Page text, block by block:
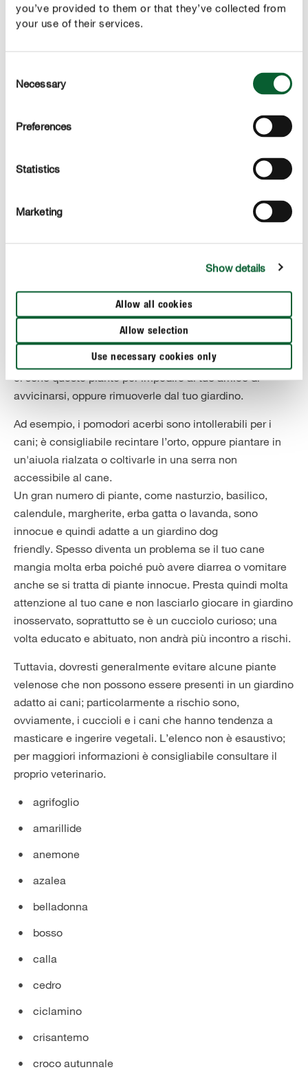
you’ve provided to them or that they’ve collected from
your use of their services.
Selection
Necessary
Preferences
Statistics
Marketing
Show details
Allow all cookies
Allow selection
Use necessary cookies only
affamati hanno il muso molto vicino al suolo e possono
quindi raccogliere casualmente il fertilizzante mentre
Ci sono piante velenose per i cani?
Purtroppo esistono anche piante indigeribili o addirittura
mortali per i cani. Dovresti quindi recintare le aree in cui
ci sono queste piante per impedire al tuo amico di
avvicinarsi, oppure rimuoverle dal tuo giardino.
Ad esempio, i pomodori acerbi sono intollerabili per i
cani; è consigliabile recintare l’orto, oppure piantare in
un'aiuola rialzata o coltivarle in una serra non
accessibile al cane.
Un gran numero di piante, come nasturzio, basilico,
calendule, margherite, erba gatta o lavanda, sono
innocue e quindi adatte a un giardino dog
friendly. Spesso diventa un problema se il tuo cane
mangia molta erba poiché può avere diarrea o vomitare
anche se si tratta di piante innocue. Presta quindi molta
attenzione al tuo cane e non lasciarlo giocare in giardino
inosservato, soprattutto se è un cucciolo curioso; una
volta educato e abituato, non andrà più incontro a rischi.
Tuttavia, dovresti generalmente evitare alcune piante
velenose che non possono essere presenti in un giardino
adatto ai cani; particolarmente a rischio sono,
ovviamente, i cuccioli e i cani che hanno tendenza a
masticare e ingerire vegetali. L’elenco non è esaustivo;
per maggiori informazioni è consigliabile consultare il
proprio veterinario.
agrifoglio
amarillide
anemone
azalea
belladonna
bosso
calla
cedro
ciclamino
crisantemo
croco autunnale